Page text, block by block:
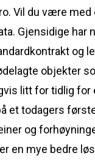
Vil du være
Gjensidige
og
objekter
litt for tidlig for
et todagers
og
en mye bedre